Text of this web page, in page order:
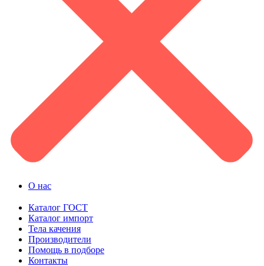
О нас
Каталог ГОСТ
Каталог импорт
Тела качения
Производители
Помощь в подборе
Контакты